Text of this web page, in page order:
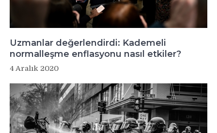
Uzmanlar değerlendirdi: Kademeli
normalleşme enflasyonu nasıl etkiler?
4 Aralık 2020